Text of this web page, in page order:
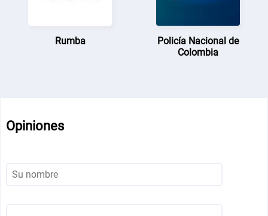
Rumba
Policía Nacional de
Colombia
Opiniones